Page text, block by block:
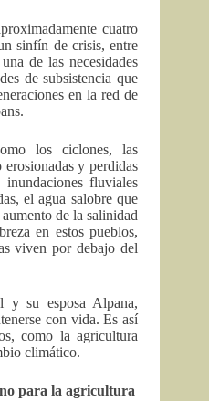
cuatro
sinfín de crisis, entre
de las necesidades
de subsistencia que
en la red de
los ciclones, las
y perdidas
fluviales
el agua salobre que
de la salinidad
en estos pueblos,
viven por debajo del
y su esposa Alpana,
con vida. Es así
como la agricultura
climático.
para la agricultura